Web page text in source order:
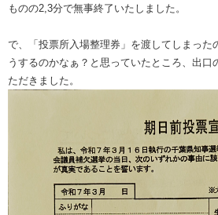
ものの2,3分で無事終了いたしました。
で、 「投票所入場整理券」を渡してしまった
うするのかなぁ？と思っていたところ、出口
ただきました。